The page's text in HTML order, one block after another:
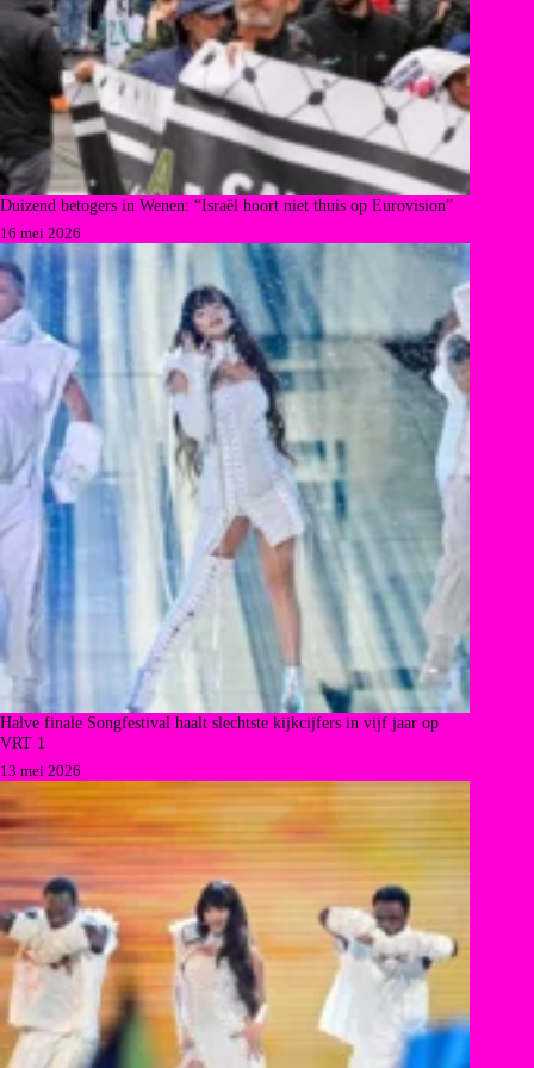
Duizend betogers in Wenen: “Israël hoort niet thuis op Eurovision”
16 mei 2026
Halve finale Songfestival haalt slechtste kijkcijfers in vijf jaar op
VRT 1
13 mei 2026